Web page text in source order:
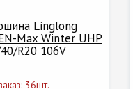
Linglong
Max Winter UHP
R20 106V
36шт.